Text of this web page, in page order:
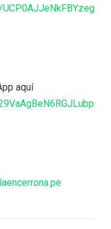
aquí